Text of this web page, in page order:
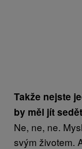
Takže nejste
by měl jít
Ne, ne, ne.
svým životem.